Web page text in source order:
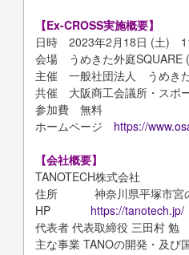
【Ex-CROSS実施概要】
日時 2023年2月18日 (土)
会場 うめきた外庭SQUARE
主催 一般社団法人 うめき
共催 大阪商工会議所・スポ
参加費 無料
ホームページ https://
【会社概要】
TANOTECH株式会社
住所 神奈川県平塚市宮の
HP https://tanotech.jp/
代表者 代表取締役 三⽥村 勉
主な事業 TANOの開発・及び